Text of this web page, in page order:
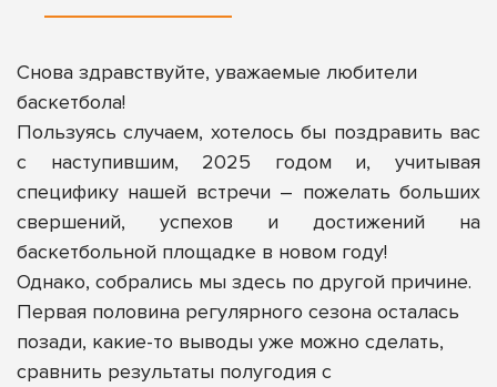
Снова здравствуйте, уважаемые любители
баскетбола!
Пользуясь случаем, хотелось бы поздравить вас
с наступившим, 2025 годом и, учитывая
специфику нашей встречи – пожелать больших
свершений, успехов и достижений на
баскетбольной площадке в новом году!
Однако, собрались мы здесь по другой причине.
Первая половина регулярного сезона осталась
позади, какие-то выводы уже можно сделать,
сравнить результаты полугодия с